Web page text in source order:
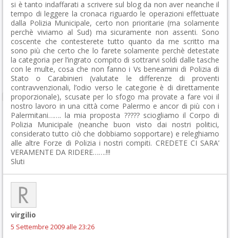
si è tanto indaffarati a scrivere sul blog da non aver neanche il
tempo di leggere la cronaca riguardo le operazioni effettuate
dalla Polizia Municipale, certo non prioritarie (ma solamente
perchè viviamo al Sud) ma sicuramente non assenti. Sono
coscente che contesterete tutto quanto da me scritto ma
sono più che certo che lo farete solamente perchè detestate
la categoria per l’ingrato compito di sottrarvi soldi dalle tasche
con le multe, cosa che non fanno i Vs beneamini di Polizia di
Stato o Carabinieri (valutate le differenze di proventi
contravvenzionali, l’odio verso le categorie è di direttamente
proporzionale), scusate per lo sfogo ma provate a fare voi il
nostro lavoro in una città come Palermo e ancor di più con i
Palermitani……. la mia proposta ????? sciogliamo il Corpo di
Polizia Municipale (neanche buon visto dai nostri politici,
considerato tutto ciò che dobbiamo sopportare) e releghiamo
alle altre Forze di Polizia i nostri compiti. CREDETE CI SARA’
VERAMENTE DA RIDERE…….!!!
Sluti
virgilio
5 Settembre 2009 alle 23:26